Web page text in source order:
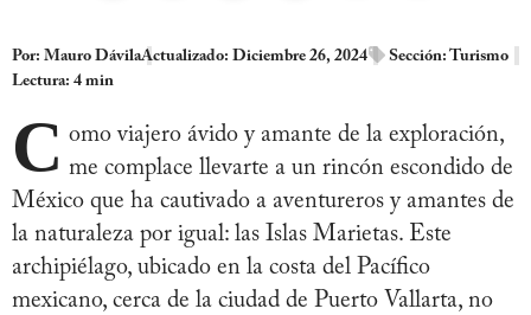
Por: Mauro DávilaActualizado: Diciembre 26, 2024 Sección: Turismo
Lectura: 4 min
C omo viajero ávido y amante de la exploración,
me complace llevarte a un rincón escondido de
México que ha cautivado a aventureros y amantes de
la naturaleza por igual: las Islas Marietas. Este
archipiélago, ubicado en la costa del Pacífico
mexicano, cerca de la ciudad de Puerto Vallarta, no